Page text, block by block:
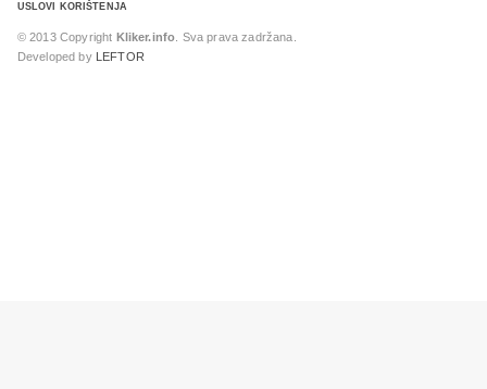
USLOVI KORIŠTENJA
© 2013 Copyright Kliker.info . Sva prava zadržana.
Developed by
LEFTOR